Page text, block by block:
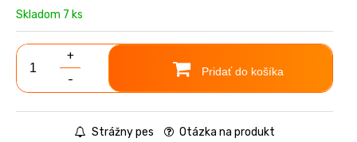
Skladom 7 ks
+
-
Pridať do košíka
Strážny pes Otázka na produkt